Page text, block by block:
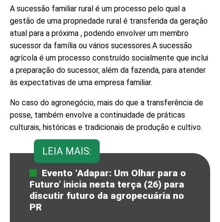
A sucessão familiar rural é um processo pelo qual a
gestão de uma propriedade rural é transferida da geração
atual para a próxima , podendo envolver um membro
sucessor da família ou vários sucessores.A sucessão
agrícola é um processo construído socialmente que inclui
a preparação do sucessor, além da fazenda, para atender
às expectativas de uma empresa familiar.
No caso do agronegócio, mais do que a transferência de
posse, também envolve a continuidade de práticas
culturais, históricas e tradicionais de produção e cultivo.
LEIA MAIS:
Evento ‘Adapar: Um Olhar para o
Futuro’ inicia nesta terça (26) para
discutir futuro da agropecuária no
PR